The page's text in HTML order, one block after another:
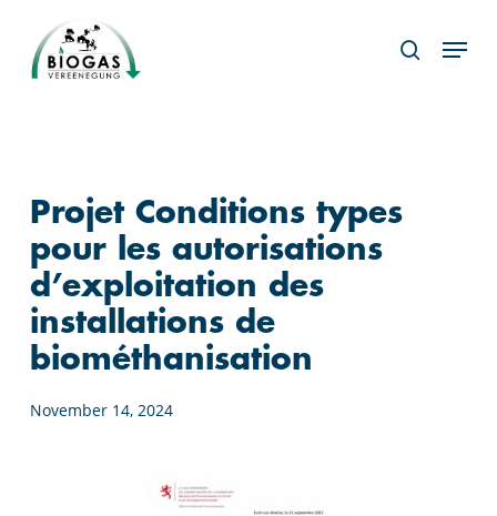
main
search
Projet Conditions types
pour les autorisations
d’exploitation des
installations de
biométhanisation
November 14, 2024